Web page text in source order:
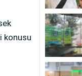
konusu